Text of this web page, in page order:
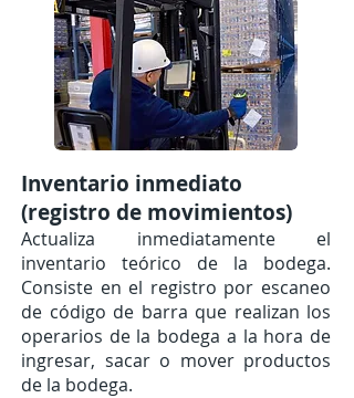
Inventario inmediato
(registro de movimientos)
Actualiza inmediatamente el
inventario teórico de la bodega.
Consiste en el registro por escaneo
de código de barra que realizan los
operarios de la bodega a la hora de
ingresar, sacar o mover productos
de la bodega.